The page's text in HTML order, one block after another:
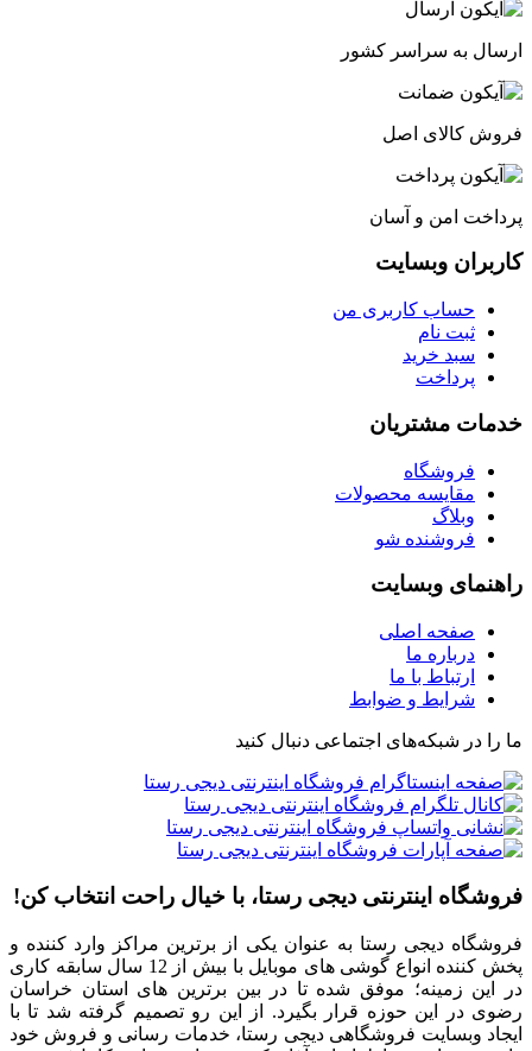
ارسال به سراسر کشور
فروش کالای اصل
پرداخت امن و آسان
کاربران وبسایت
حساب کاربری من
ثبت نام
سبد خرید
پرداخت
خدمات مشتریان
فروشگاه
مقایسه محصولات
وبلاگ
فروشنده شو
راهنمای وبسایت
صفحه اصلی
درباره ما
ارتباط با ما
شرایط و ضوابط
ما را در شبکه‌های اجتماعی دنبال کنید
فروشگاه اینترنتی دیجی رستا، با خیال راحت انتخاب کن!
فروشگاه دیجی رستا به عنوان یکی از برترین مراکز وارد کننده و
پخش کننده انواع گوشی های موبایل با بیش از 12 سال سابقه کاری
در این زمینه؛ موفق شده تا در بین برترین های استان خراسان
رضوی در این حوزه قرار بگیرد. از این رو تصمیم گرفته شد تا با
ایجاد وبسایت فروشگاهی دیجی رستا، خدمات رسانی و فروش خود